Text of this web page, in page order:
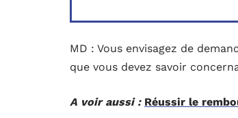
MD : Vous envisagez de
que vous devez savoir
A voir aussi : Réussir le